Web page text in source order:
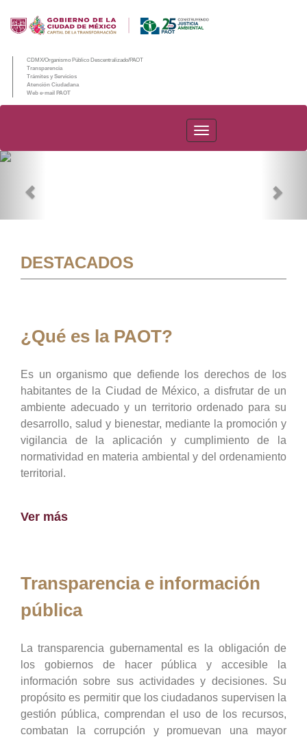
CDMX/Organismo Público Descentralizado/PAOT
Transparencia
Trámites y Servicios
Atención Ciudadana
Web e-mail PAOT
PAOT
DESTACADOS
¿Qué es la PAOT?
Es un organismo que defiende los derechos de los
habitantes de la Ciudad de México, a disfrutar de un
ambiente adecuado y un territorio ordenado para su
desarrollo, salud y bienestar, mediante la promoción y
vigilancia de la aplicación y cumplimiento de la
normatividad en materia ambiental y del ordenamiento
territorial.
Ver más
Transparencia e información
pública
La transparencia gubernamental es la obligación de
los gobiernos de hacer pública y accesible la
información sobre sus actividades y decisiones. Su
propósito es permitir que los ciudadanos supervisen la
gestión pública, comprendan el uso de los recursos,
combatan la corrupción y promuevan una mayor